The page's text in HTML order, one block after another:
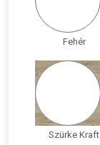
Fehér
Szürke Kraft